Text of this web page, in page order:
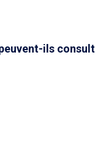
ils